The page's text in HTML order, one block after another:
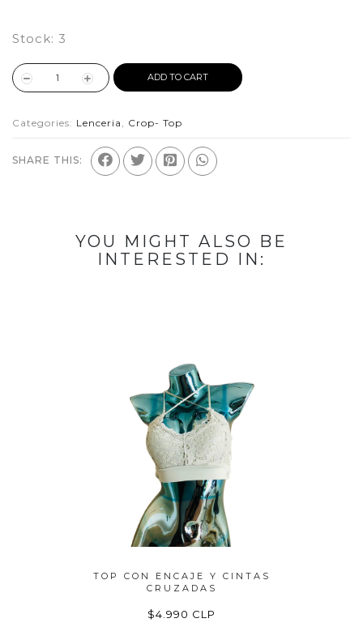
Stock: 3
ADD TO CART
Categories: Lenceria , Crop- Top
SHARE THIS:
YOU MIGHT ALSO BE
INTERESTED IN:
TOP CON ENCAJE Y CINTAS
CRUZADAS
$4.990 CLP